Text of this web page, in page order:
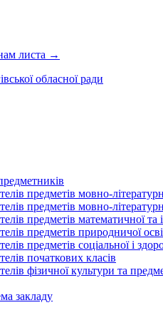
листа →
обласної ради
предметів мовно-
предметів мовно-
предметів математичної та
предметів природничої
предметів соціальної і
початкових класів
фізичної культури та
закладу